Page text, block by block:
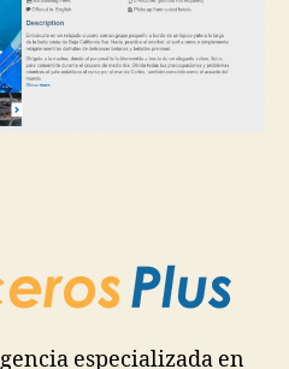
especializada en